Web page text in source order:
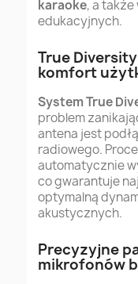
karaoke, a
edukacyjnych.
True
komfort
System True
problem
antena jest
radiowego.
automatycznie
co gwarantuje
optymalną
akustycznych.
Precyzyjne
mikrofonów